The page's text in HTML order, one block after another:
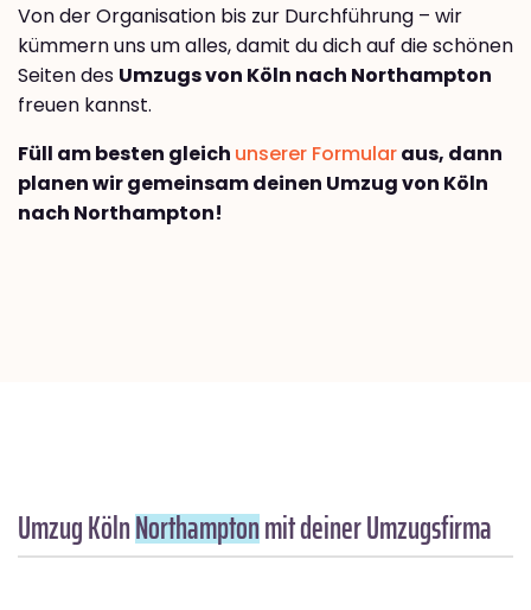
Von der Organisation bis zur Durchführung – wir
kümmern uns um alles, damit du dich auf die schönen
Seiten des Umzugs von Köln nach Northampton
freuen kannst.
Füll am besten gleich unserer Formularaus, dann
planen wir gemeinsam deinen Umzug von Köln
nach Northampton!
Umzug KölnNorthamptonmit deiner Umzugsfirma